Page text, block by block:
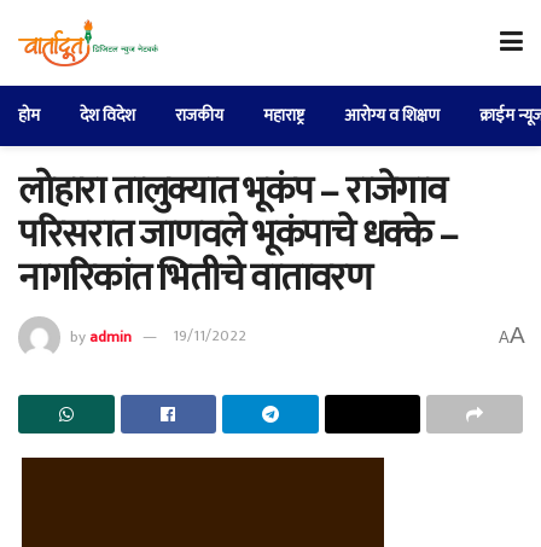
होम देश विदेश राजकीय महाराष्ट्र आरोग्य व शिक्षण क्राईम
लोहारा तालुक्यात भूकंप – राजेगाव
परिसरात जाणवले भूकंपाचे धक्के –
नागरिकांत भितीचे वातावरण
byadmin 19/11/2022 AA